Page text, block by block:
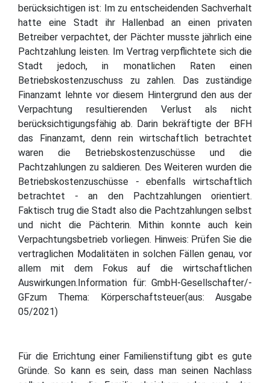
berücksichtigen ist: Im zu entscheidenden Sachverhalt
hatte eine Stadt ihr Hallenbad an einen privaten
Betreiber verpachtet, der Pächter musste jährlich eine
Pachtzahlung leisten. Im Vertrag verpflichtete sich die
Stadt jedoch, in monatlichen Raten einen
Betriebskostenzuschuss zu zahlen. Das zuständige
Finanzamt lehnte vor diesem Hintergrund den aus der
Verpachtung resultierenden Verlust als nicht
berücksichtigungsfähig ab. Darin bekräftigte der BFH
das Finanzamt, denn rein wirtschaftlich betrachtet
waren die Betriebskostenzuschüsse und die
Pachtzahlungen zu saldieren. Des Weiteren wurden die
Betriebskostenzuschüsse - ebenfalls wirtschaftlich
betrachtet - an den Pachtzahlungen orientiert.
Faktisch trug die Stadt also die Pachtzahlungen selbst
und nicht die Pächterin. Mithin konnte auch kein
Verpachtungsbetrieb vorliegen. Hinweis: Prüfen Sie die
vertraglichen Modalitäten in solchen Fällen genau, vor
allem mit dem Fokus auf die wirtschaftlichen
Auswirkungen.Information für: GmbH-Gesellschafter/-
GFzum Thema: Körperschaftsteuer(aus: Ausgabe
05/2021)
Für die Errichtung einer Familienstiftung gibt es gute
Gründe. So kann es sein, dass man seinen Nachlass